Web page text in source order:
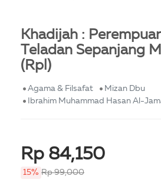
Khadijah :
Teladan Sepanjang
(Rpl)
Agama & Filsafat
Mizan Dbu
Ibrahim Muhammad Hasan Al-
Rp 84,150
15% Rp 99,000